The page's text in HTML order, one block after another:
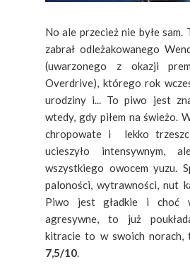
No ale przecież nie byłe sam.
zabrał odleżakowanego
(uwarzonego z okazji
Overdrive), którego rok
urodziny i... To piwo jest
wtedy, gdy piłem na świeżo.
chropowate i lekko
ucieszyło intensywnym,
wszystkiego owocem yuzu.
paloności, wytrawności, nut
Piwo jest gładkie i choć
agresywne, to już
kitracie to w swoich norach,
7,5/10.